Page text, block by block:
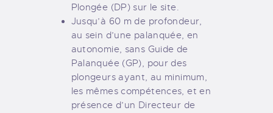
Plongée (DP) sur le site.
Jusqu’à 60 m de profondeur,
au sein d’une palanquée, en
autonomie, sans Guide de
Palanquée (GP), pour des
plongeurs ayant, au minimum,
les mêmes compétences, et en
présence d’un Directeur de